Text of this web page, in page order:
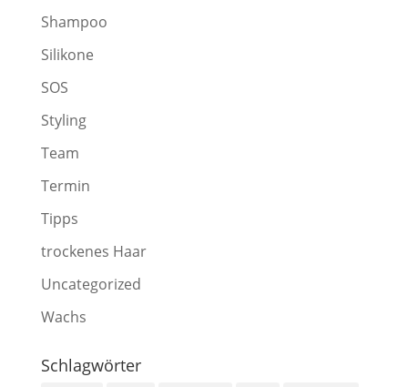
Shampoo
Silikone
SOS
Styling
Team
Termin
Tipps
trockenes Haar
Uncategorized
Wachs
Schlagwörter